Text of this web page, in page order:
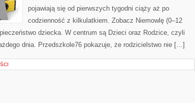
pojawiają się od pierwszych tygodni ciąży aż po
codzienność z kilkulatkiem. Zobacz Niemowlę (0–12
dziecka. W centrum są Dzieci oraz Rodzice, czyli
dnia. Przedszkole76 pokazuje, że rodzicielstwo nie […]